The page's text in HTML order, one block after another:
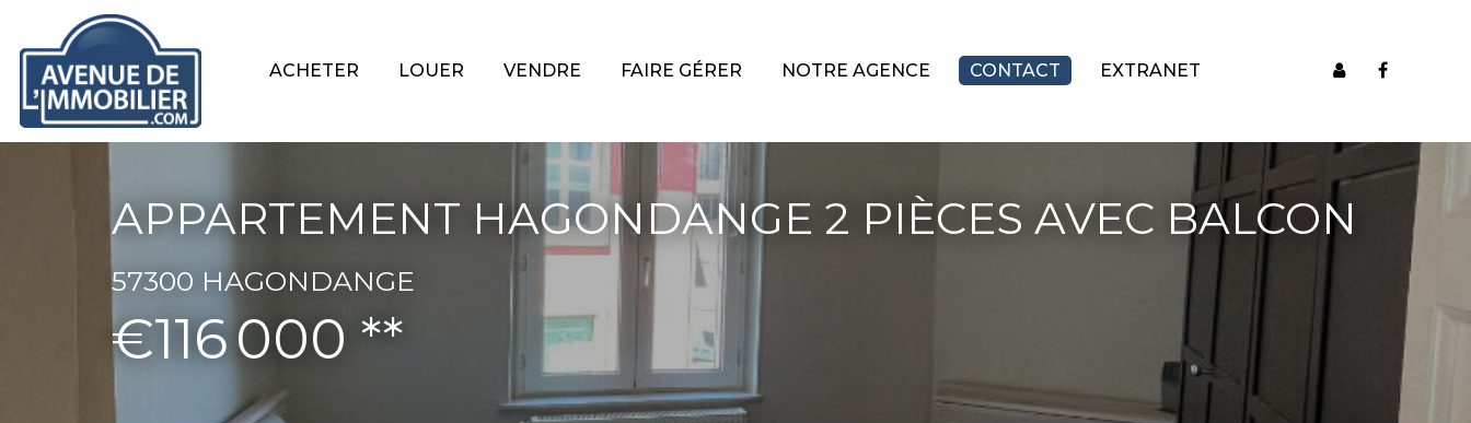
ACHETER LOUER VENDRE FAIRE GÉRER NOTRE AGENCE CONTACT EXTRANET
APPARTEMENT HAGONDANGE 2 PIÈCES AVEC BALCON
57300 HAGONDANGE
€116 000 **